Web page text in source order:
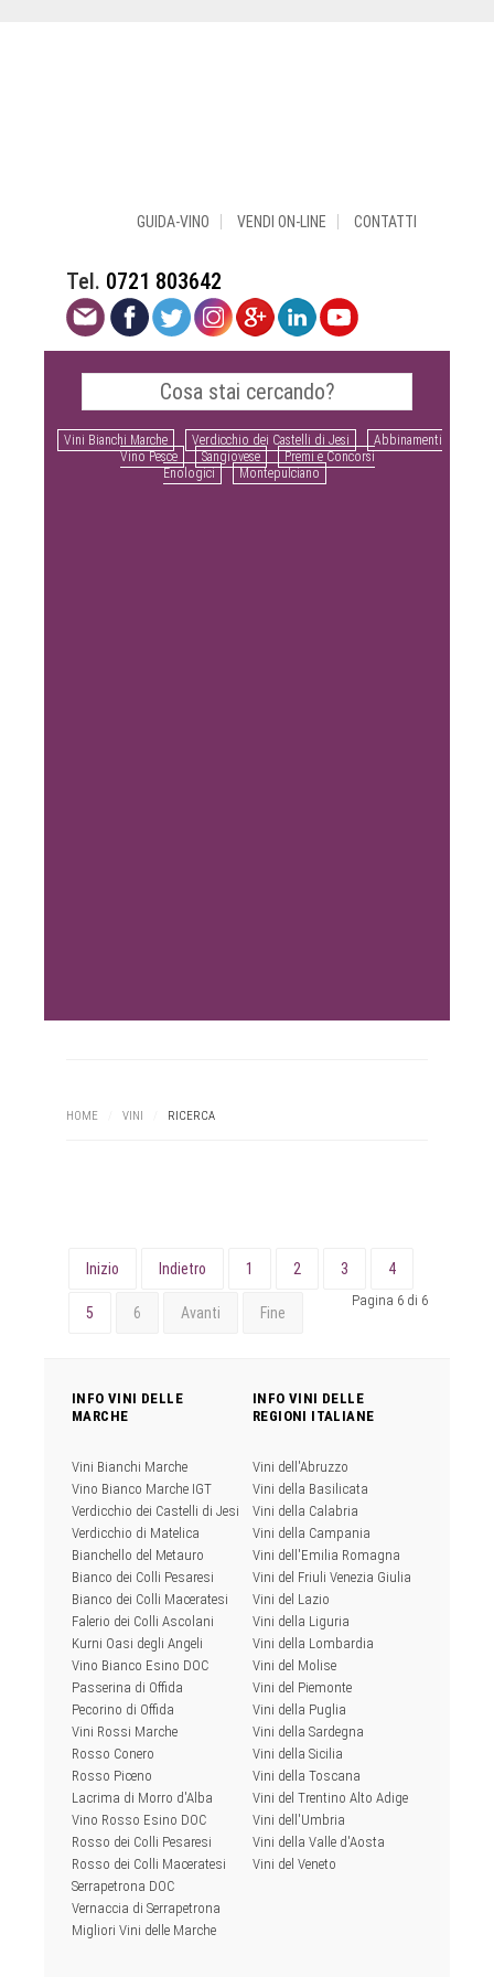
GUIDA-VINO VENDI ON-LINE CONTATTI
Tel. 0721 803642
Vini Bianchi Marche Verdicchio dei Castelli di Jesi
Abbinamenti
Vino Pesce
Sangiovese
Premi e Concorsi
Enologici
Montepulciano
HOME VINI RICERCA
Inizio Indietro 1 2 3 4
5 6 Avanti Fine
Pagina 6 di 6
INFO VINI DELLE
MARCHE
Vini Bianchi Marche
Vino Bianco Marche IGT
Verdicchio dei Castelli di Jesi
Verdicchio di Matelica
Bianchello del Metauro
Bianco dei Colli Pesaresi
Bianco dei Colli Maceratesi
Falerio dei Colli Ascolani
Kurni Oasi degli Angeli
Vino Bianco Esino DOC
Passerina di Offida
Pecorino di Offida
Vini Rossi Marche
Rosso Conero
Rosso Piceno
Lacrima di Morro d'Alba
Vino Rosso Esino DOC
Rosso dei Colli Pesaresi
Rosso dei Colli Maceratesi
Serrapetrona DOC
Vernaccia di Serrapetrona
Migliori Vini delle Marche
INFO VINI DELLE
REGIONI ITALIANE
Vini dell'Abruzzo
Vini della Basilicata
Vini della Calabria
Vini della Campania
Vini dell'Emilia Romagna
Vini del Friuli Venezia Giulia
Vini del Lazio
Vini della Liguria
Vini della Lombardia
Vini del Molise
Vini del Piemonte
Vini della Puglia
Vini della Sardegna
Vini della Sicilia
Vini della Toscana
Vini del Trentino Alto Adige
Vini dell'Umbria
Vini della Valle d'Aosta
Vini del Veneto